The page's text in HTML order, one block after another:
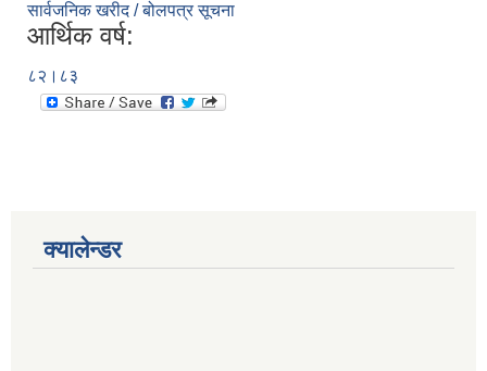
सार्वजनिक खरीद / बोलपत्र सूचना
आर्थिक वर्ष:
८२।८३
क्यालेन्डर